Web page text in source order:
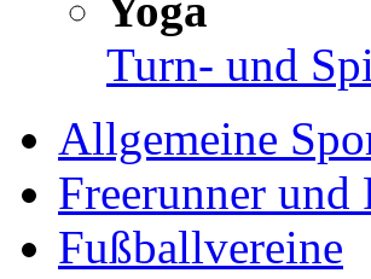
Turn- und
Allgemeine
Freerunner und
Fußballvereine